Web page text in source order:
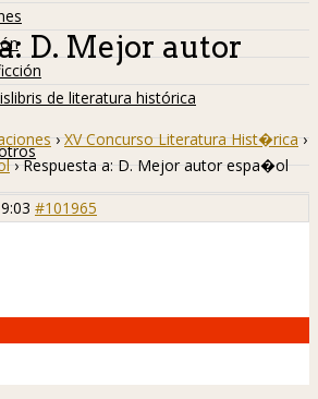
de literatura histórica
D. Mejor autor
› XV Concurso Literatura Hist�rica ›
› Respuesta a: D. Mejor autor espa�ol
#101965